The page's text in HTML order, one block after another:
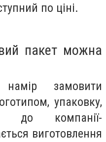
по ціні.
пакет можна
замовити
упаковку,
до компанії-
виготовлення